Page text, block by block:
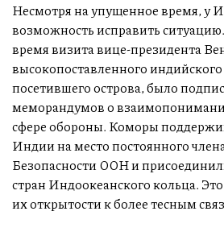
Несмотря на упущенное время, у
возможность исправить
время визита вице-президента
высокопоставленного
посетившего острова, было
меморандумов о
сфере обороны. Коморы
Индии на место постоянного
Безопасности ООН и
стран Индоокеанского кольца.
их открытости к более тесным